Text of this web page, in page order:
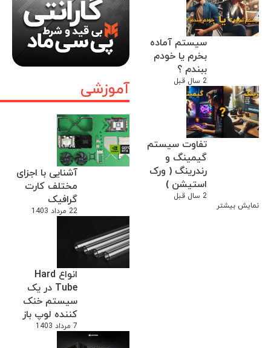
آموزشی
آشنایی با اجزای
مختلف کارت
گرافیک
22 مرداد 1403
انواع Hard
Tube در یک
سیستم خنک
کننده لوپ باز
7 مرداد 1403
سیستم آماده
بخرم یا خودم
ببندم ؟
2 سال قبل
تفاوت سیستم
گیمینگ و
رندرینگ ( ورک
استیشن )
2 سال قبل
نمایش بیشتر